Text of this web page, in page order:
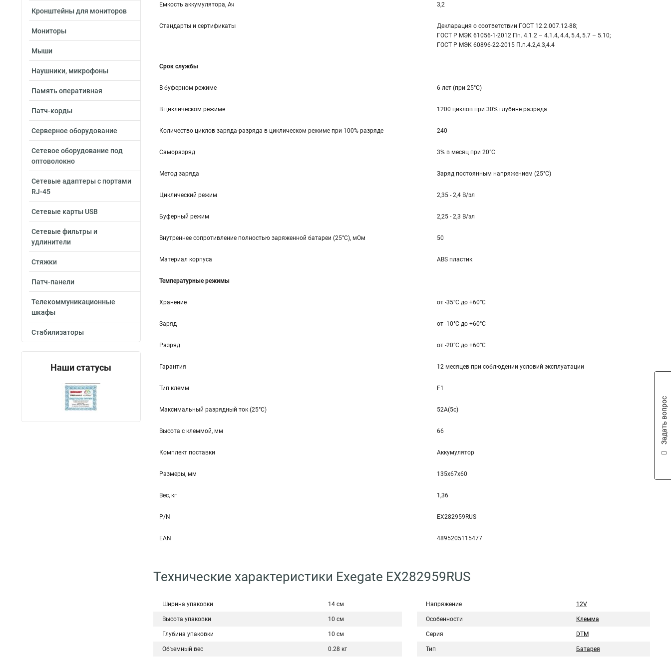
Кронштейны для мониторов
Мониторы
Мыши
Наушники, микрофоны
Память оперативная
Патч-корды
Серверное оборудование
Сетевое оборудование под
оптоволокно
Сетевые адаптеры с портами
RJ-45
Сетевые карты USB
Сетевые фильтры и
удлинители
Стяжки
Патч-панели
Телекоммуникационные
шкафы
Стабилизаторы
Наши статусы
Емкость аккумулятора, Ач 3,2
Стандарты и сертификаты
Декларация о соответствии ГОСТ 12.2.007.12-88;
ГОСТ Р МЭК 61056-1-2012 Пп. 4.1.2 – 4.1.4, 4.4, 5.4, 5.7 – 5.10;
ГОСТ Р МЭК 60896-22-2015 П.п.4.2,4.3,4.4
Срок службы
В буферном режиме 6 лет (при 25°С)
В циклическом режиме 1200 циклов при 30% глубине разряда
Количество циклов заряда-разряда в циклическом режиме при 100% разряде 240
Саморазряд 3% в месяц при 20°С
Метод заряда Заряд постоянным напряжением (25°С)
Циклический режим 2,35 - 2,4 В/эл
Буферный режим 2,25 - 2,3 В/эл
Внутреннее сопротивление полностью заряженной батареи (25°С), мОм 50
Материал корпуса ABS пластик
Температурные режимы
Хранение от -35°С до +60°С
Заряд от -10°С до +60°С
Разряд от -20°С до +60°С
Гарантия 12 месяцев при соблюдении условий эксплуатации
Тип клемм F1
Максимальный разрядный ток (25°С) 52A(5c)
Высота c клеммой, мм 66
Комплект поставки Аккумулятор
Размеры, мм 135x67x60
Вес, кг 1,36
P/N EX282959RUS
EAN 4895205115477
Технические характеристики Exegate EX282959RUS
Ширина упаковки 14 см
Высота упаковки 10 см
Глубина упаковки 10 см
Объемный вес 0.28 кг
Напряжение 12V
Особенности Клемма
Серия DTM
Тип Батарея
Задать вопрос